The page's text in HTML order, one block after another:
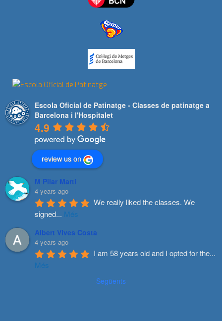
Escola Oficial de Patinatge - Classes de patinatge a
Barcelona i l'Hospitalet
4.9
review us on
M Pilar Marti
4 years ago
We really liked the classes. We
signed... Més
Albert Vives Costa
4 years ago
I am 58 years old and I opted for the...
Més
Següents